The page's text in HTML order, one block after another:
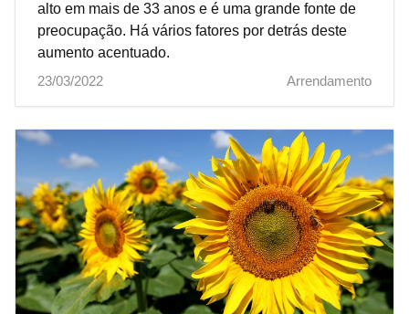
alto em mais de 33 anos e é uma grande fonte de
preocupação. Há vários fatores por detrás deste
aumento acentuado.
23/03/2022
Arrendamento